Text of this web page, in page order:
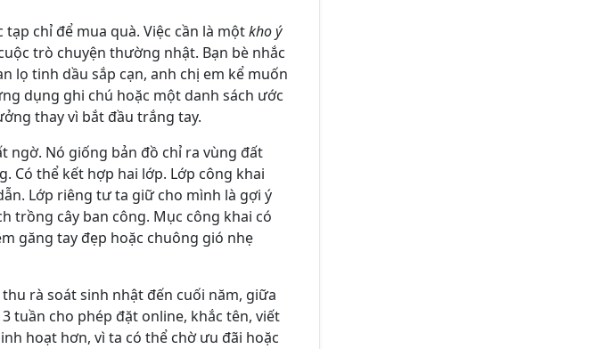
chỉ để mua quà. Việc cần là mộtkho ý
trò chuyện thường nhật. Bạn bè nhắc
lọ tinh dầu sắp cạn, anh chị em kể muốn
dụng ghi chú hoặc một danh sách ước
thay vì bắt đầu trắng tay.
ngờ. Nó giống bản đồ chỉ ra vùng đất
Có thể kết hợp hai lớp. Lớp công khai
Lớp riêng tư ta giữ cho mình là gợi ý
trồng cây ban công. Mục công khai có
găng tay đẹp hoặc chuông gió nhẹ
rà soát sinh nhật đến cuối năm, giữa
tuần cho phép đặt online, khắc tên, viết
hoạt hơn, vì ta có thể chờ ưu đãi hoặc